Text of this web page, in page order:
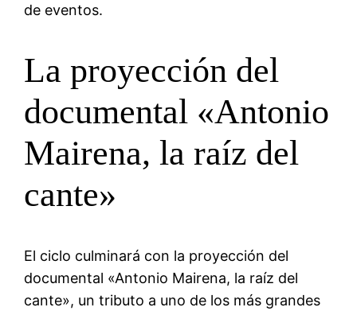
de eventos.
La proyección del
documental «Antonio
Mairena, la raíz del
cante»
El ciclo culminará con la proyección del
documental «Antonio Mairena, la raíz del
cante», un tributo a uno de los más grandes